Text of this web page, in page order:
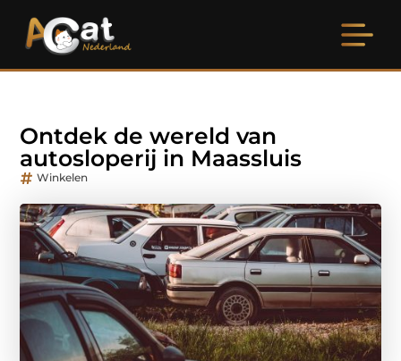
Ontdek de wereld van
autosloperij in Maassluis
Winkelen